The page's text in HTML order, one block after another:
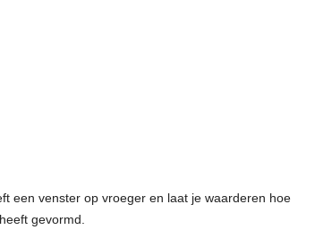
een venster op vroeger en laat je waarderen hoe
gevormd.